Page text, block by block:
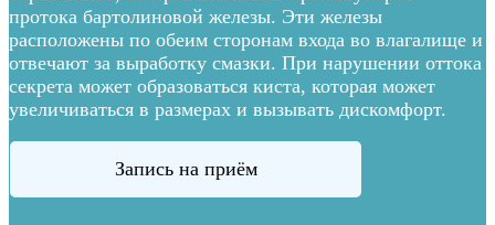
протока бартолиновой железы. Эти железы
расположены по обеим сторонам входа во влагалище и
отвечают за выработку смазки. При нарушении оттока
секрета может образоваться киста, которая может
увеличиваться в размерах и вызывать дискомфорт.
Запись на приём